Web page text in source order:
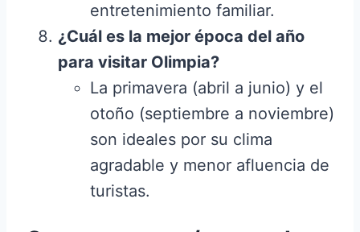
entretenimiento familiar.
¿Cuál es la mejor época del año
para visitar Olimpia?
La primavera (abril a junio) y el
otoño (septiembre a noviembre)
son ideales por su clima
agradable y menor afluencia de
turistas.